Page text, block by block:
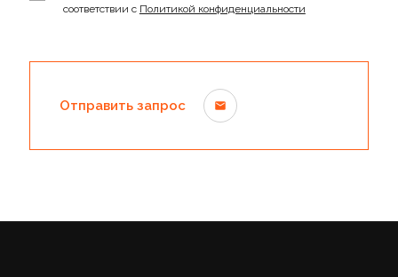
соответствии с Политикой конфиденциальности
Отправить запрос